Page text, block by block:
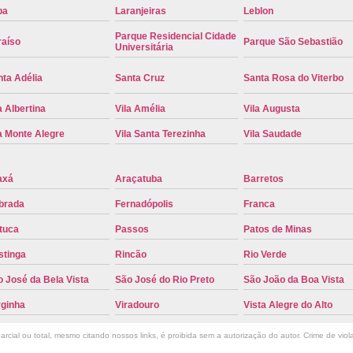
Troca de Placa Cravinhos
Troca de
Troca de Placa Detran
Troca de
Troca para Placa Mercosul
Troca da
Troca de Placa Automotiva
Troca
Troca de Placa do Veículo
Troca
Troca de Placas de Veículo
Troca de
Troca Placa de Carro
Placa
Troca de Placa no Detran
Troca de
Troca de Placa Veicular
Troca Placa
Troca Placa Mercosul
Troca Placa
Laranjeiras Leblon
Parque Residencial Cidade
Universitária
Parque São Sebastião
Adélia Santa Cruz Santa Rosa do Viterbo
Albertina Vila Amélia Vila Augusta
Monte Alegre Vila Santa Terezinha Vila Saudade
Araçatuba Barretos
Fernadópolis Franca
Passos Patos de Minas
Rincão Rio Verde
José da Bela Vista São José do Rio Preto São João da Boa Vista
Viradouro Vista Alegre do Alto
ou total, mesmo citando nossos links, é proibida sem a autorização do autor. Crime de